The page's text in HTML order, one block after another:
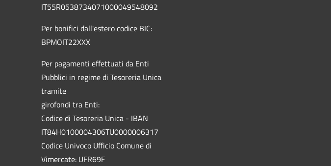
IT55R0538734071000049548092
Per bonifici dall'estero codice BIC:
BPMOIT22XXX
Per pagamenti effettuati da Enti
Pubblici in regime di Tesoreria Unica
tramite
girofondi tra Enti:
Codice di Tesoreria Unica - IBAN
IT84H0100004306TU0000006317
Codice Univoco Ufficio Comune di
Vimercate: UFR69F